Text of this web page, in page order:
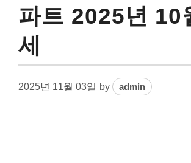
파트 2025년 10
세
2025년 11월 03일 by admin